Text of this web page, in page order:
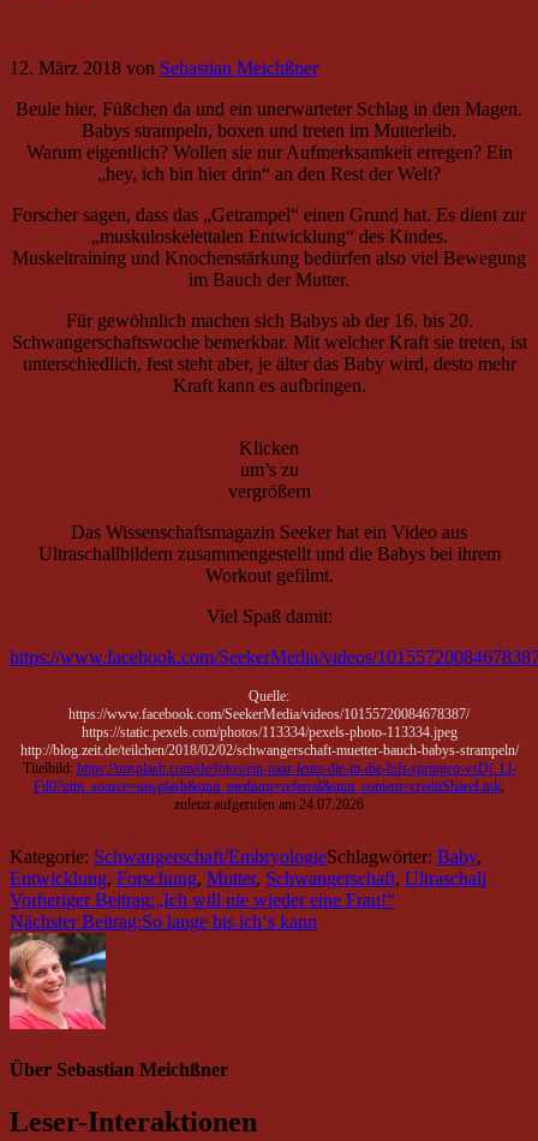
12. März 2018 von Sebastian Meichßner
Beule hier, Füßchen da und ein unerwarteter Schlag in den Magen.
Babys strampeln, boxen und treten im Mutterleib.
Warum eigentlich? Wollen sie nur Aufmerksamkeit erregen? Ein
„hey, ich bin hier drin“ an den Rest der Welt?
Forscher sagen, dass das „Getrampel“ einen Grund hat. Es dient zur
„muskuloskelettalen Entwicklung“ des Kindes.
Muskeltraining und Knochenstärkung bedürfen also viel Bewegung
im Bauch der Mutter.
Für gewöhnlich machen sich Babys ab der 16. bis 20.
Schwangerschaftswoche bemerkbar. Mit welcher Kraft sie treten, ist
unterschiedlich, fest steht aber, je älter das Baby wird, desto mehr
Kraft kann es aufbringen.
Klicken
um’s zu
vergrößern
Das Wissenschaftsmagazin Seeker hat ein Video aus
Ultraschallbildern zusammengestellt und die Babys bei ihrem
Workout gefilmt.
Viel Spaß damit:
https://www.facebook.com/SeekerMedia/videos/
Quelle:
https://www.facebook.com/SeekerMedia/videos/10155720084678387/
https://static.pexels.com/photos/113334/pexels-photo-113334.jpeg
http://blog.zeit.de/teilchen/2018/02/02/schwangerschaft-muetter-bauch-babys-strampeln/
Titelbild: https://unsplash.com/de/fotos/ein-paar-leute-die-in-die-luft-springen-vsDj_Ll-
Fd0?utm_source=unsplash&utm_medium=referral&utm_content=creditShareLink;
zuletzt aufgerufen am 24.07.2026
Kategorie: Schwangerschaft/EmbryologieSchlagwörter: Baby,
Entwicklung, Forschung, Mutter, Schwangerschaft, Ultraschall
Vorheriger Beitrag:„Ich will nie wieder eine Frau!“
Nächster Beitrag:So lange bis ich‘s kann
Über Sebastian Meichßner
Leser-Interaktionen